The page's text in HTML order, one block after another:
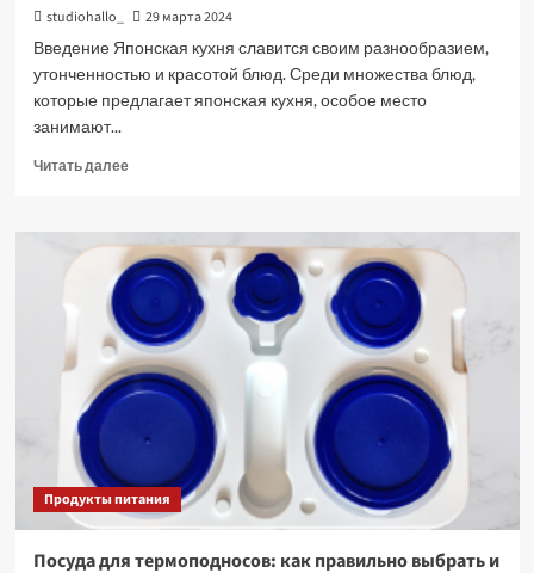
studiohallo_
29 марта 2024
Введение Японская кухня славится своим разнообразием,
утонченностью и красотой блюд. Среди множества блюд,
которые предлагает японская кухня, особое место
занимают...
Читать далееПрочитать
Ролл
и
суши:
история,
различия
и
любовь
к
японской
кухне
Продукты питания
Посуда для термоподносов: как правильно выбрать и